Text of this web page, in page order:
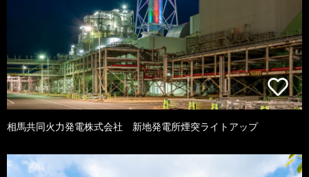
相馬共同火力発電株式会社 新地発電所煙突ライトアップ